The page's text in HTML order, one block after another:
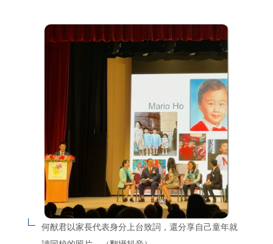
何猷君以家長代表身分上台致詞，還分享自己童年就